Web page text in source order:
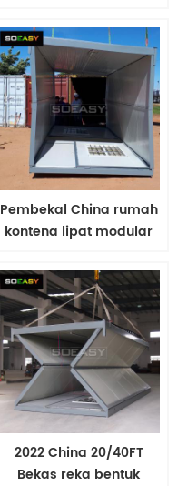
Mudah Alih Modular ​
Pembekal China rumah
kontena lipat modular
Rendah untuk dijual
2022 China 20/40FT
Bekas reka bentuk